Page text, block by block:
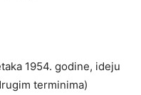
1954. godine, ideju
terminima)